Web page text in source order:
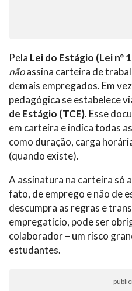
Pela Lei do Estágio (Lei nº
nãoassina carteira de
demais empregados. Em
pedagógica se estabelece
de Estágio (TCE). Esse
em carteira e indica todas
como duração, carga
(quando existe).
A assinatura na carteira só
fato, de emprego e não de
descumpra as regras e
empregatício, pode ser
colaborador – um risco
estudantes.